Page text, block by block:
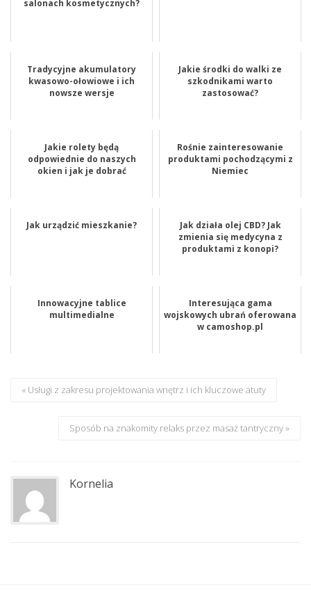
salonach kosmetycznych?
Tradycyjne akumulatory
kwasowo-ołowiowe i ich
nowsze wersje
Jakie środki do walki ze
szkodnikami warto
zastosować?
Jakie rolety będą
odpowiednie do naszych
okien i jak je dobrać
Rośnie zainteresowanie
produktami pochodzącymi z
Niemiec
Jak urządzić mieszkanie?
Jak działa olej CBD? Jak
zmienia się medycyna z
produktami z konopi?
Innowacyjne tablice
multimedialne
Interesująca gama
wojskowych ubrań oferowana
w camoshop.pl
« Usługi z zakresu projektowania wnętrz i ich kluczowe atuty
Sposób na znakomity relaks przez masaż tantryczny »
Kornelia